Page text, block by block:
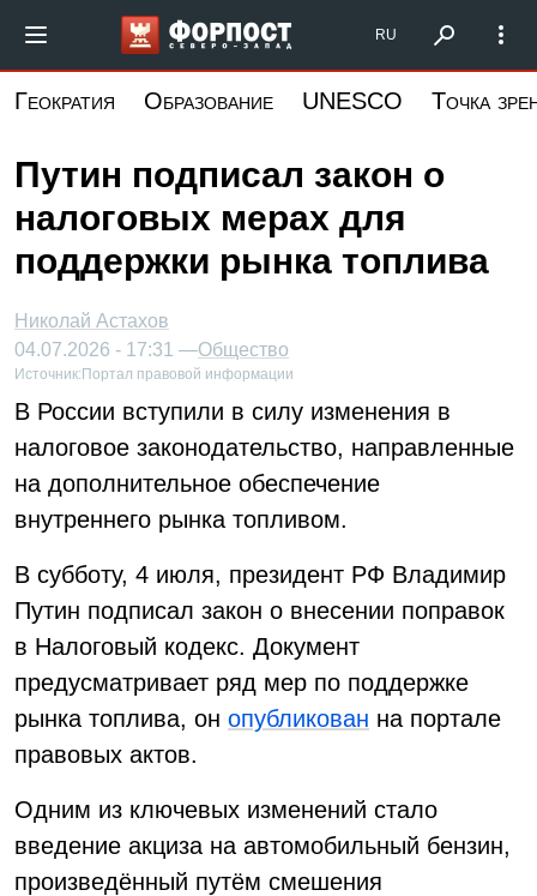
основному
Форпост Северо-Запад
RU
Геократия Образование UNESCO Точка
Путин подписал закон о
налоговых мерах для
поддержки рынка топлива
Николай Астахов
04.07.2026 - 17:31 —Общество
Источник: Портал правовой информации
В России вступили в силу изменения в
налоговое законодательство, направленные
на дополнительное обеспечение
внутреннего рынка топливом.
В субботу, 4 июля, президент РФ Владимир
Путин подписал закон о внесении поправок
в Налоговый кодекс. Документ
предусматривает ряд мер по поддержке
рынка топлива, он опубликован на портале
правовых актов.
Одним из ключевых изменений стало
введение акциза на автомобильный бензин,
произведённый путём смешения